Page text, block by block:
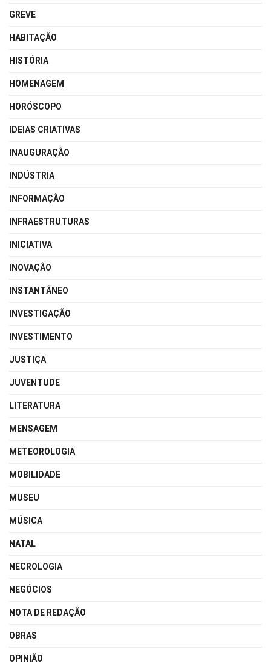
GREVE
HABITAÇÃO
HISTÓRIA
HOMENAGEM
HORÓSCOPO
IDEIAS CRIATIVAS
INAUGURAÇÃO
INDÚSTRIA
INFORMAÇÃO
INFRAESTRUTURAS
INICIATIVA
INOVAÇÃO
INSTANTÂNEO
INVESTIGAÇÃO
INVESTIMENTO
JUSTIÇA
JUVENTUDE
LITERATURA
MENSAGEM
METEOROLOGIA
MOBILIDADE
MUSEU
MÚSICA
NATAL
NECROLOGIA
NEGÓCIOS
NOTA DE REDAÇÃO
OBRAS
OPINIÃO